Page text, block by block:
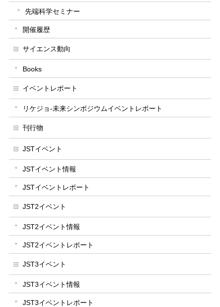
先端科学セミナー
開催履歴
サイエンス動向
Books
イベントレポート
リケジョ-未来シンポジウムイベントレポート
刊行物
JSTイベント
JSTイベント情報
JSTイベントレポート
JST2イベント
JST2イベント情報
JST2イベントレポート
JST3イベント
JST3イベント情報
JST3イベントレポート